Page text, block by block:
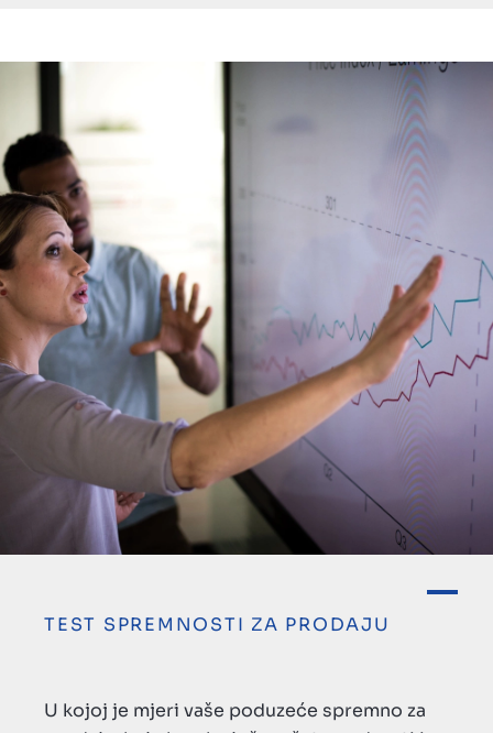
TEST SPREMNOSTI ZA PRODAJU
U kojoj je mjeri vaše poduzeće spremno za